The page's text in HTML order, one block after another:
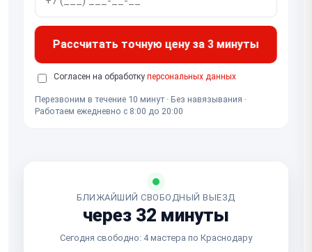
Рассчитать точную цену за 3 минуты
Согласен на обработку персональных данных
Перезвоним в течение 10 минут · Без навязывания ·
Работаем ежедневно с 8:00 до 20:00
БЛИЖАЙШИЙ СВОБОДНЫЙ ВЫЕЗД
через 32 минуты
Сегодня свободно: 4 мастера по Краснодару